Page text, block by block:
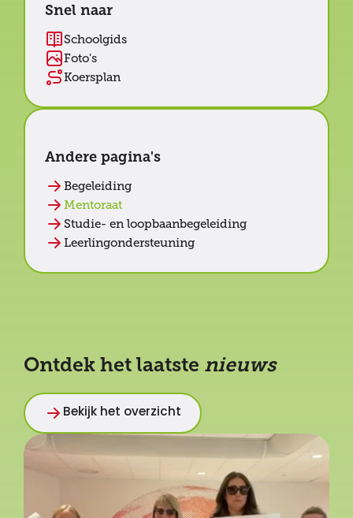
Snel naar
Schoolgids
Foto's
Koersplan
Andere pagina's
Begeleiding
Mentoraat
Studie- en loopbaanbegeleiding
Leerlingondersteuning
Ontdek het laatste nieuws
Bekijk het overzicht